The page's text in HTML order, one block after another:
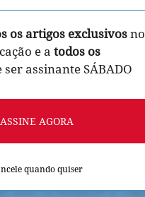
os artigos exclusivosno
e a todos os
ser assinante SÁBADO
ASSINE AGORA
quando quiser